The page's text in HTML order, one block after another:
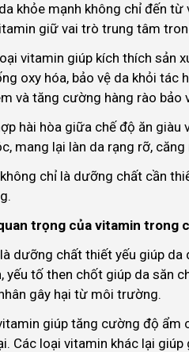
khỏe mạnh không chỉ đến
giữ vai trò trung tâm
vitamin giúp kích thích sản
oxy hóa, bảo vệ da khỏi tác
và tăng cường hàng rào bảo
hài hòa giữa chế độ ăn
mang lại làn da rạng rỡ,
chỉ là dưỡng chất cần
trọng của vitamin trong
dưỡng chất thiết yếu giúp da
yếu tố then chốt giúp da săn
gây hại từ môi trường.
giúp tăng cường độ ẩm
Các loại vitamin khác lại